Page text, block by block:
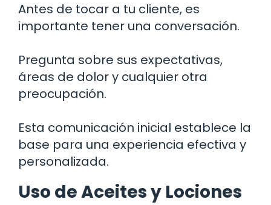
Antes de tocar a tu cliente, es
importante tener una conversación.
Pregunta sobre sus expectativas,
áreas de dolor y cualquier otra
preocupación.
Esta comunicación inicial establece la
base para una experiencia efectiva y
personalizada.
Uso de Aceites y Lociones